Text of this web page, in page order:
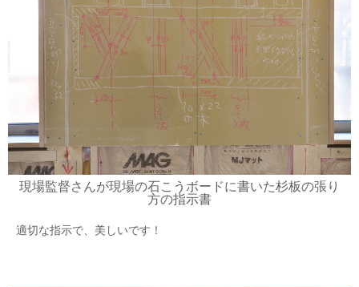
現場監督さんが現場の石こうボードに書いた杉板の張り
方の指示書
適切な指示で、美しいです！